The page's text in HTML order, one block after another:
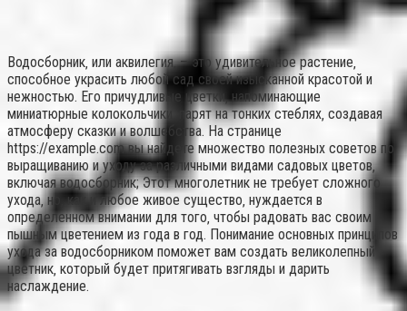
Водосборник‚ или аквилегия‚ – это удивительное растение‚
способное украсить любой сад своей изысканной красотой и
нежностью. Его причудливые цветки‚ напоминающие
миниатюрные колокольчики‚ парят на тонких стеблях‚ создавая
атмосферу сказки и волшебства. На странице
https://example.com вы найдете множество полезных советов по
выращиванию и уходу за различными видами садовых цветов‚
включая водосборник; Этот многолетник не требует сложного
ухода‚ но‚ как и любое живое существо‚ нуждается в
определенном внимании для того‚ чтобы радовать вас своим
пышным цветением из года в год. Понимание основных принципов
ухода за водосборником поможет вам создать великолепный
цветник‚ который будет притягивать взгляды и дарить
наслаждение.